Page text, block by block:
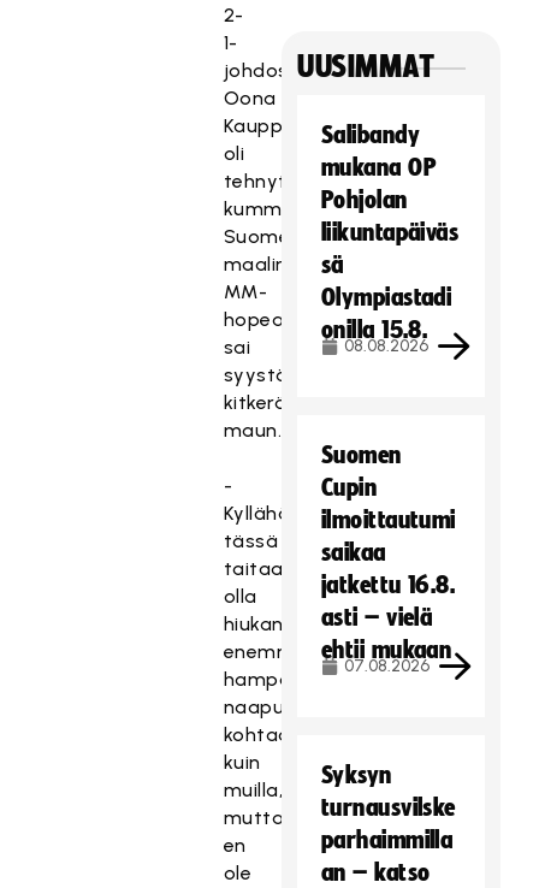
2-
1-
johdossa.
Oona
Kauppi
oli
tehnyt
kummankin
Suomen
maalin.
MM-
hopea
sai
syystäkin
kitkerän
maun.
-
Kyllähän
tässä
taitaa
olla
hiukan
enemmän
hampaankolossa
naapuria
kohtaan
kuin
muilla,
mutta
en
ole
UUSIMMAT
Salibandy
mukana OP
Pohjolan
liikuntapäiväs
sä
Olympiastadi
onilla 15.8.
08.08.2026
Suomen
Cupin
ilmoittautumi
saikaa
jatkettu 16.8.
asti – vielä
ehtii mukaan
07.08.2026
Syksyn
turnausvilske
parhaimmilla
an – katso